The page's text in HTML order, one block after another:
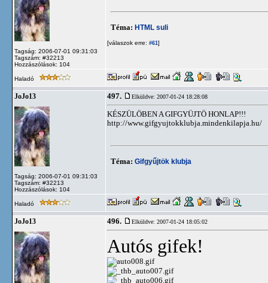
Tagság: 2006-07-01 09:31:03
Tagszám: #32213
Hozzászólások: 104
Téma: HTML suli
[válaszok erre: #61]
Haladó
JoJo13
Tagság: 2006-07-01 09:31:03
Tagszám: #32213
Hozzászólások: 104
497. Elküldve: 2007-01-24 18:28:08
KÉSZÜLÖBEN A GIFGYÜJTÖ HONLAP!!!
http://www.gifgyujtokklubja.mindenkilapja.hu/
Téma: Gifgyűjtök klubja
Haladó
JoJo13 496. Elküldve: 2007-01-24 18:05:02
Autós gifek!